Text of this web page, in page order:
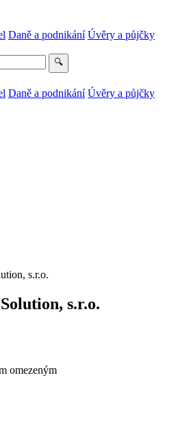
Daně a podnikání Úvěry a půjčky
🔍
Daně a podnikání Úvěry a půjčky
s.r.o.
s.r.o.
omezeným